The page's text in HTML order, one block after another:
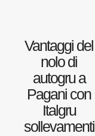
Vantaggi del
nolo di
autogru a
Pagani con
Italgru
sollevamenti